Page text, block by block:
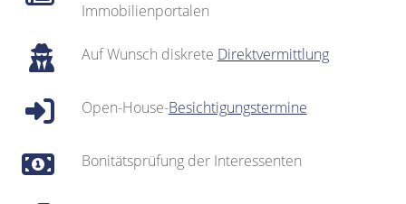
Immobilienportalen
Auf Wunsch diskrete Direktvermittlung
Open-House-Besichtigungstermine
Bonitätsprüfung der Interessenten